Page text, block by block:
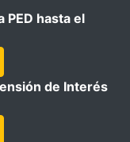
PED hasta el
de Interés